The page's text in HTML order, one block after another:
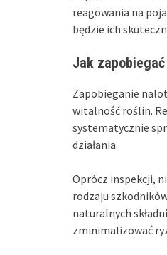
reagowania na
będzie ich
Jak
Zapobieganie
witalność roślin.
systematycznie
działania.
Oprócz inspekcji,
rodzaju
naturalnych
zminimalizować